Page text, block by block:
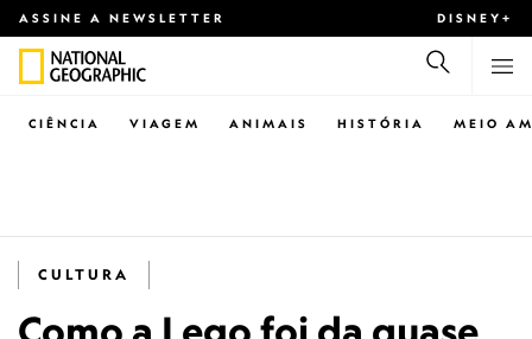
ASSINE A NEWSLETTER DISNEY+
CIÊNCIA VIAGEM ANIMAIS HISTÓRIA MEIO
CULTURA